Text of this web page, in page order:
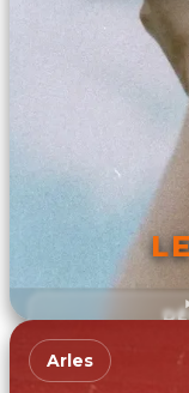
Arles